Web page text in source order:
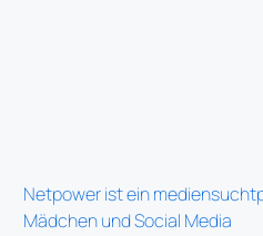
Netpower ist ein
Mädchen und Social Media